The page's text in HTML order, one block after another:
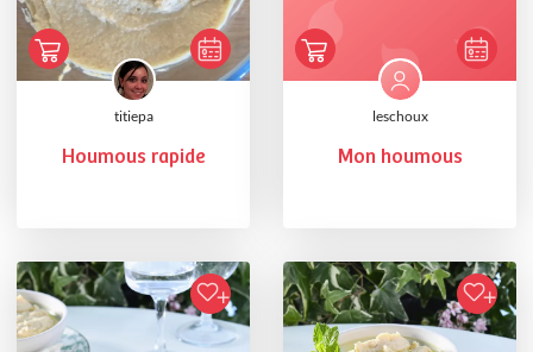
titiepa
Houmous rapide
leschoux
Mon houmous